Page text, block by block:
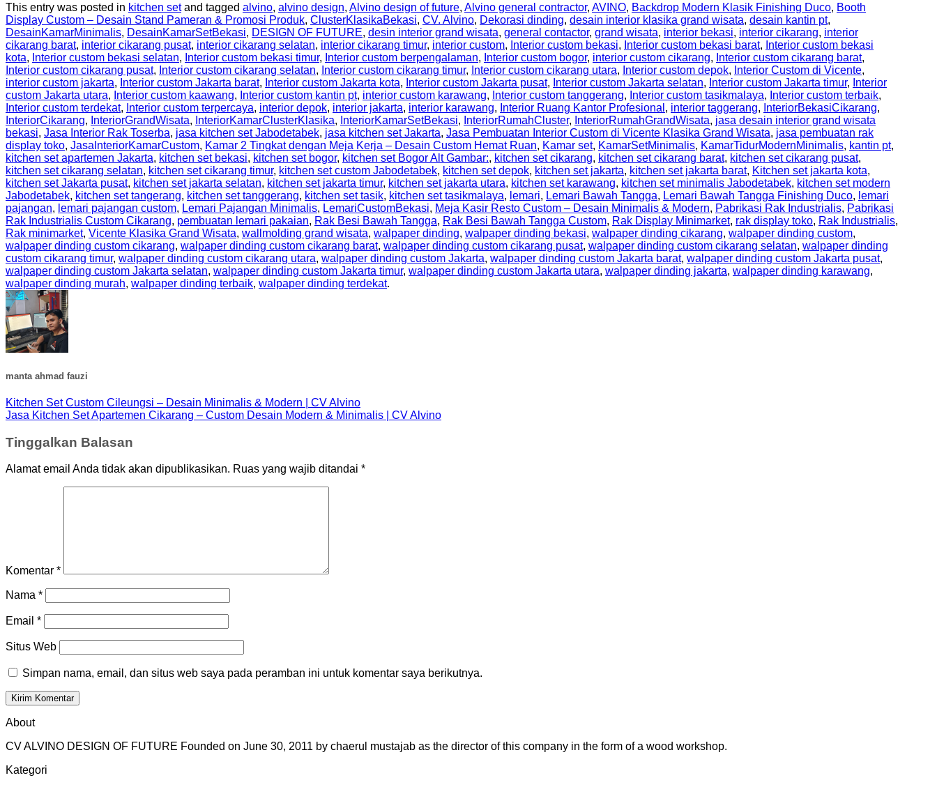
This entry was posted in kitchen setand tagged alvino, alvino design, Alvino design of future, Alvino general contractor, AVINO, Backdrop Modern Klasik Finishing Duco, Booth
Display Custom – Desain Stand Pameran & Promosi Produk, ClusterKlasikaBekasi, CV. Alvino, Dekorasi dinding, desain interior klasika grand wisata, desain kantin pt,
DesainKamarMinimalis, DesainKamarSetBekasi, DESIGN OF FUTURE, desin interior grand wisata, general contactor, grand wisata, interior bekasi, interior cikarang, interior
cikarang barat, interior cikarang pusat, interior cikarang selatan, interior cikarang timur, interior custom, Interior custom bekasi, Interior custom bekasi barat, Interior custom bekasi
kota, Interior custom bekasi selatan, Interior custom bekasi timur, Interior custom berpengalaman, Interior custom bogor, interior custom cikarang, Interior custom cikarang barat,
Interior custom cikarang pusat, Interior custom cikarang selatan, Interior custom cikarang timur, Interior custom cikarang utara, Interior custom depok, Interior Custom di Vicente,
interior custom jakarta, Interior custom Jakarta barat, Interior custom Jakarta kota, Interior custom Jakarta pusat, Interior custom Jakarta selatan, Interior custom Jakarta timur, Interior
custom Jakarta utara, Interior custom kaawang, Interior custom kantin pt, interior custom karawang, Interior custom tanggerang, Interior custom tasikmalaya, Interior custom terbaik,
Interior custom terdekat, Interior custom terpercaya, interior depok, interior jakarta, interior karawang, Interior Ruang Kantor Profesional , interior taggerang, InteriorBekasiCikarang,
InteriorCikarang, InteriorGrandWisata, InteriorKamarClusterKlasika, InteriorKamarSetBekasi, InteriorRumahCluster, InteriorRumahGrandWisata, jasa desain interior grand wisata
bekasi, Jasa Interior Rak Toserba, jasa kitchen set Jabodetabek, jasa kitchen set Jakarta, Jasa Pembuatan Interior Custom di Vicente Klasika Grand Wisata, jasa pembuatan rak
display toko, JasaInteriorKamarCustom, Kamar 2 Tingkat dengan Meja Kerja – Desain Custom Hemat Ruan, Kamar set, KamarSetMinimalis, KamarTidurModernMinimalis, kantin pt,
kitchen set apartemen Jakarta, kitchen set bekasi, kitchen set bogor, kitchen set Bogor Alt Gambar:, kitchen set cikarang, kitchen set cikarang barat, kitchen set cikarang pusat,
kitchen set cikarang selatan, kitchen set cikarang timur, kitchen set custom Jabodetabek, kitchen set depok, kitchen set jakarta, kitchen set jakarta barat, Kitchen set jakarta kota,
kitchen set Jakarta pusat, kitchen set jakarta selatan, kitchen set jakarta timur, kitchen set jakarta utara, kitchen set karawang, kitchen set minimalis Jabodetabek, kitchen set modern
Jabodetabek, kitchen set tangerang, kitchen set tanggerang, kitchen set tasik, kitchen set tasikmalaya, lemari, Lemari Bawah Tangga, Lemari Bawah Tangga Finishing Duco, lemari
pajangan, lemari pajangan custom, Lemari Pajangan Minimalis, LemariCustomBekasi, Meja Kasir Resto Custom – Desain Minimalis & Modern, Pabrikasi Rak Industrialis, Pabrikasi
Rak Industrialis Custom Cikarang, pembuatan lemari pakaian, Rak Besi Bawah Tangga, Rak Besi Bawah Tangga Custom, Rak Display Minimarket, rak display toko, Rak Industrialis,
Rak minimarket, Vicente Klasika Grand Wisata, wallmolding grand wisata, walpaper dinding, walpaper dinding bekasi, walpaper dinding cikarang, walpaper dinding custom,
walpaper dinding custom cikarang, walpaper dinding custom cikarang barat, walpaper dinding custom cikarang pusat, walpaper dinding custom cikarang selatan, walpaper dinding
custom cikarang timur, walpaper dinding custom cikarang utara, walpaper dinding custom Jakarta, walpaper dinding custom Jakarta barat, walpaper dinding custom Jakarta pusat,
walpaper dinding custom Jakarta selatan, walpaper dinding custom Jakarta timur, walpaper dinding custom Jakarta utara, walpaper dinding jakarta, walpaper dinding karawang,
walpaper dinding murah, walpaper dinding terbaik, walpaper dinding terdekat.
manta ahmad fauzi
Kitchen Set Custom Cileungsi – Desain Minimalis & Modern | CV Alvino
Jasa Kitchen Set Apartemen Cikarang – Custom Desain Modern & Minimalis | CV Alvino
Tinggalkan Balasan
Alamat email Anda tidak akan dipublikasikan. Ruas yang wajib ditandai *
Komentar *
Nama *
Email *
Situs Web
Simpan nama, email, dan situs web saya pada peramban ini untuk komentar saya berikutnya.
About
CV ALVINO DESIGN OF FUTURE Founded on June 30, 2011 by chaerul mustajab as the director of this company in the form of a wood workshop.
Kategori